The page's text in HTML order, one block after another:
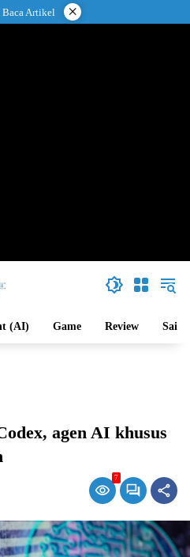
Artikel ×
(AI) Game Review Sains
agen AI khusus
7